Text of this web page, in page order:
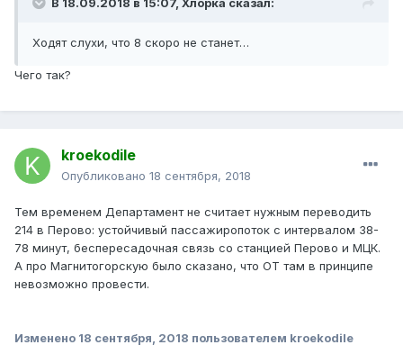
В 18.09.2018 в 15:07, Хлорка сказал:
Ходят слухи, что 8 скоро не станет…
Чего так?
kroekodile
Опубликовано 18 сентября, 2018
Тем временем Департамент не считает нужным переводить
214 в Перово: устойчивый пассажиропоток с интервалом 38-
78 минут, беспересадочная связь со станцией Перово и МЦК.
А про Магнитогорскую было сказано, что ОТ там в принципе
невозможно провести.
Изменено 18 сентября, 2018 пользователем kroekodile